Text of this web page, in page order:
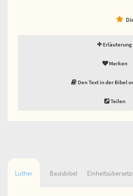
Erläuterung
Merken
Den Text in der Bibel
Teilen
Luther Basisbibel